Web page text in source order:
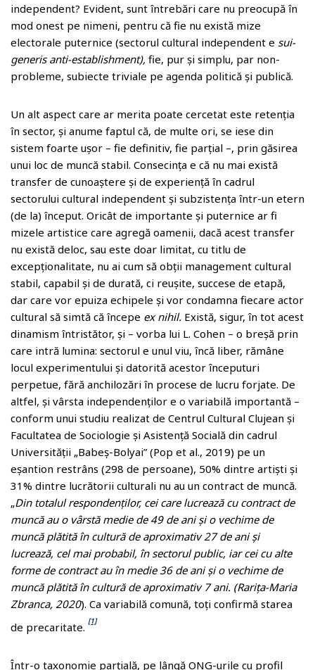
independent? Evident, sunt întrebări care nu preocupă în
mod onest pe nimeni, pentru că fie nu există mize
electorale puternice (sectorul cultural independent e sui-
generis anti-establishment), fie, pur și simplu, par non-
probleme, subiecte triviale pe agenda politică și publică.
Un alt aspect care ar merita poate cercetat este retenția
în sector, și anume faptul că, de multe ori, se iese din
sistem foarte ușor – fie definitiv, fie parțial –, prin găsirea
unui loc de muncă stabil. Consecința e că nu mai există
transfer de cunoaștere și de experiență în cadrul
sectorului cultural independent și subzistența într-un etern
(de la) început. Oricât de importante și puternice ar fi
mizele artistice care agregă oamenii, dacă acest transfer
nu există deloc, sau este doar limitat, cu titlu de
excepționalitate, nu ai cum să obții management cultural
stabil, capabil și de durată, ci reușite, succese de etapă,
dar care vor epuiza echipele și vor condamna fiecare actor
cultural să simtă că începe ex nihil. Există, sigur, în tot acest
dinamism întristător, și – vorba lui L. Cohen – o breșă prin
care intră lumina: sectorul e unul viu, încă liber, rămâne
locul experimentului și datorită acestor începuturi
perpetue, fără anchilozări în procese de lucru forjate. De
altfel, și vârsta independenților e o variabilă importantă –
conform unui studiu realizat de Centrul Cultural Clujean și
Facultatea de Sociologie și Asistență Socială din cadrul
Universității „Babeș-Bolyai” (Pop et al., 2019) pe un
eșantion restrâns (298 de persoane), 50% dintre artiști și
31% dintre lucrătorii culturali nu au un contract de muncă.
„Din totalul respondenților, cei care lucrează cu contract de
muncă au o vârstă medie de 49 de ani și o vechime de
muncă plătită în cultură de aproximativ 27 de ani și
lucrează, cel mai probabil, în sectorul public, iar cei cu alte
forme de contract au în medie 36 de ani și o vechime de
muncă plătită în cultură de aproximativ 7 ani. (Rariţa-Maria
Zbranca, 2020). Ca variabilă comună, toți confirmă starea
de precaritate. [1]
Într-o taxonomie parțială, pe lângă ONG-urile cu profil